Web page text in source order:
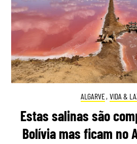
ALGARVE, VIDA &
Estas salinas são
Bolívia mas ficam no